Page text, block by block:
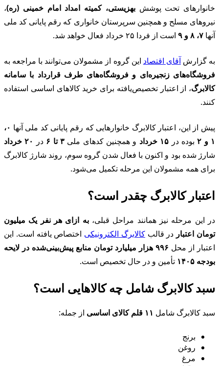
خانوارهای تحت پوششبهزیستی، کمیته امداد امام خمینی (ره)،
نیروهای مسلح و همچنین سرپرستان خانواری که رقم پایانی کد ملی
آنها ۷، ۸ و ۹ است از فردا ۲۵ خرداد فعال خواهد شد.
به گزارشآقای اقتصاد این گروه از مشمولان می‌توانند با مراجعه به
فروشگاه‌های زنجیره‌ای و فروشگاه‌های طرف قرارداد با سامانه
کالابرگ، از اعتبار تخصیص‌یافته برای خرید کالاهای اساسی استفاده
کنند.
پیش از این، اعتبار کالابرگ خانوارهایی که رقم پایانی کد ملی آنها
۰،
۱ و ۲
بوده در ۱۵ خرداد و همچنین کدهای ملی۳ تا ۶ در
۲۰ خرداد
شارژ شده بود و اکنون با فعال شدن گروه سوم، روند شارژ کالابرگ
برای همه مشمولان این مرحله تکمیل می‌شود.
اعتبار کالابرگ چقدر است؟
در این مرحله نیز همانند مراحل قبلی،به ازای هر نفر یک میلیون
تومان اعتبار در قالبکالابرگ الکترونیکی اختصاص یافته است. این
اعتبار از محل
۹۹۶ هزار میلیارد تومان منابع پیش‌بینی‌شده در لایحه
بودجه ۱۴۰۵
تأمین و در حال تخصیص است.
سبد کالابرگ شامل چه کالاهایی است؟
سبد کالابرگ شامل ۱۱ قلم کالای اساسی از جمله:
برنج
روغن
مرغ